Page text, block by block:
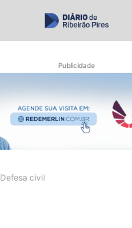
Publicidade
Defesa civil